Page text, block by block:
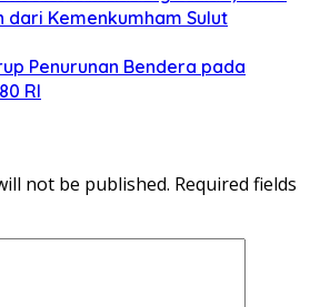
dari Kemenkumham Sulut
Penurunan Bendera pada
RI
not be published. Required fields